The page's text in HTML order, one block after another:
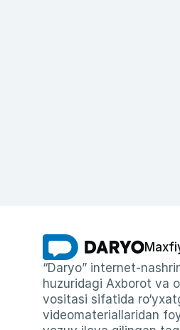
“Daryo” internet-
huzuridagi Axborot va
vositasi sifatida
videomateriallaridan